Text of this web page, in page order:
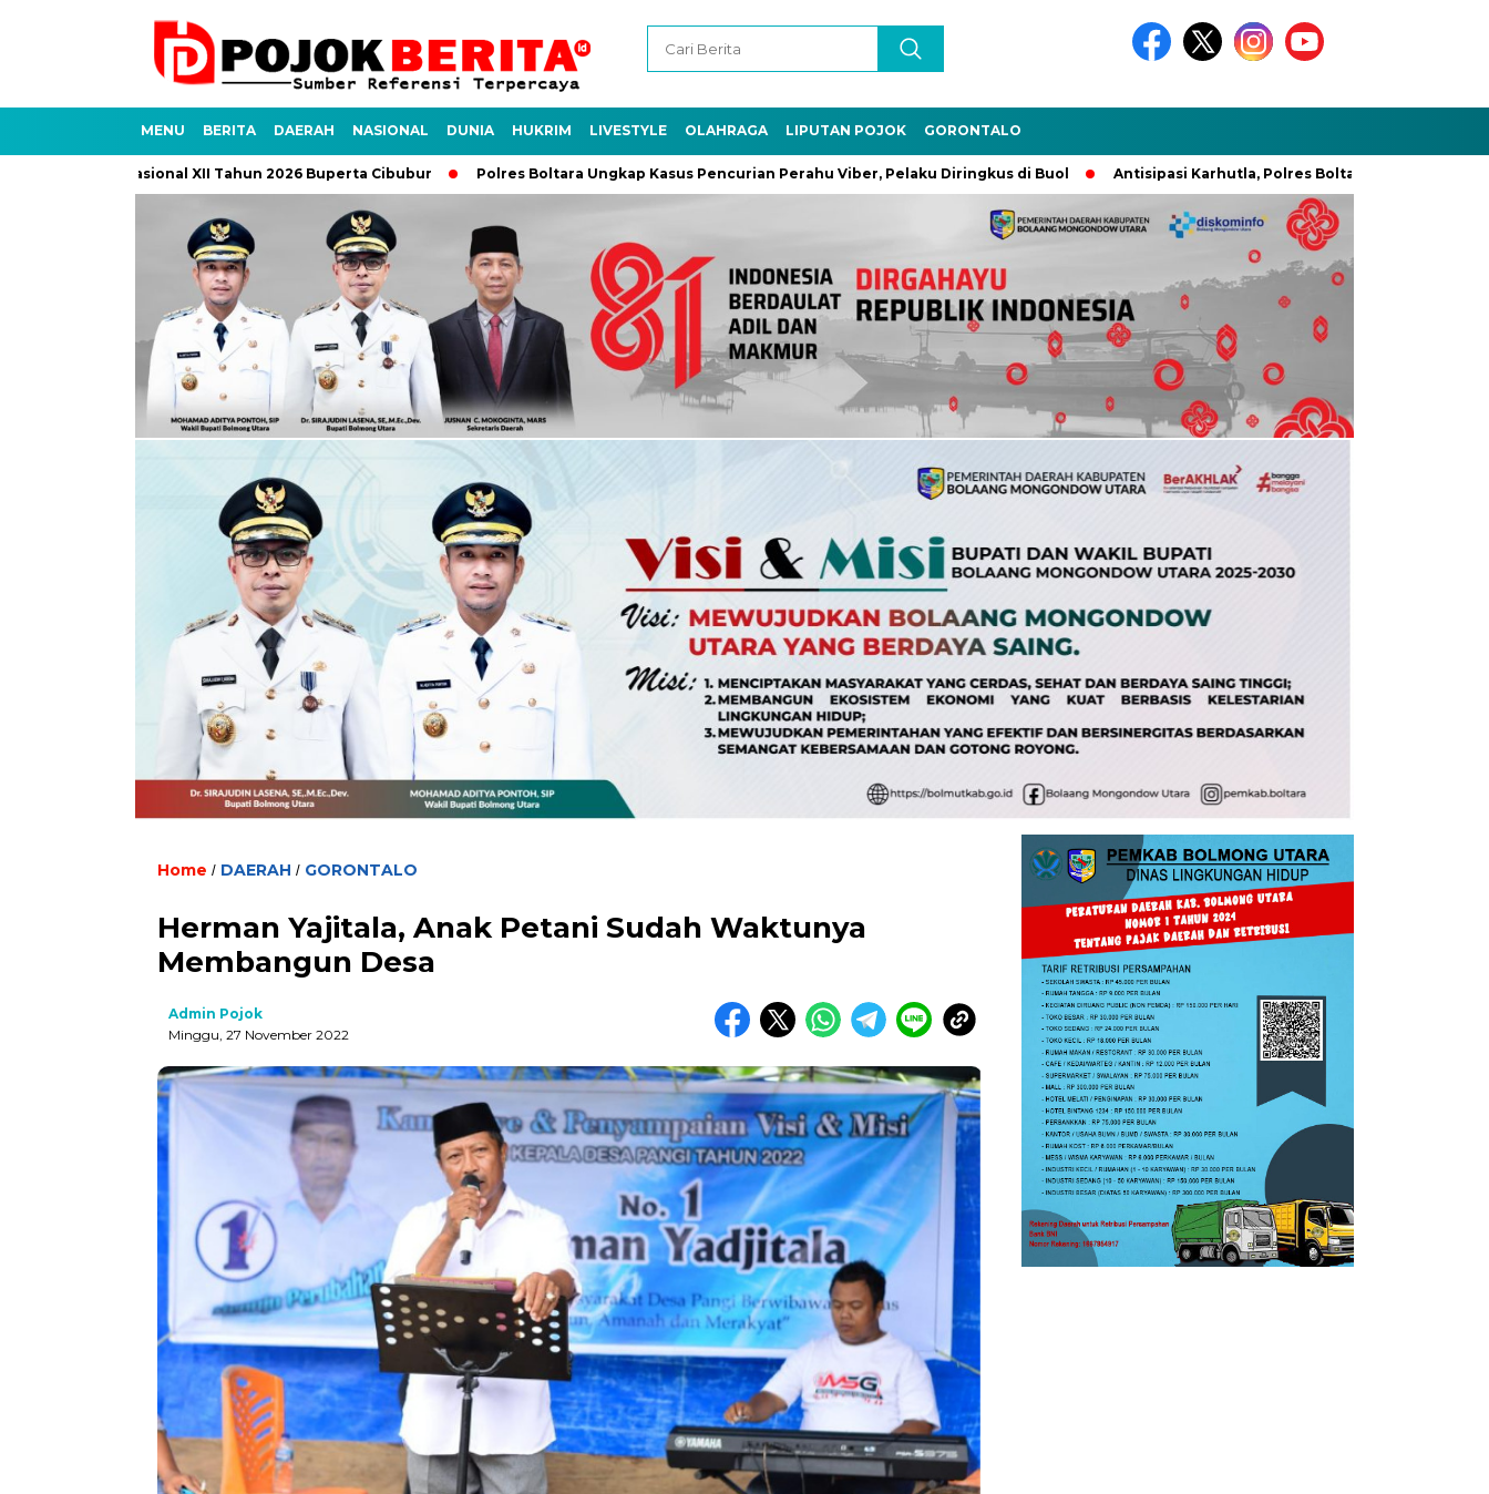
MENU BERITA DAERAH NASIONAL DUNIA HUKRIM LIVESTYLE OLAHRAGA LIPUTAN POJOK GORONTALO
Nasional XII Tahun 2026 Buperta Cibubur Polres Boltara Ungkap Kasus Pencurian Perahu Viber, Pelaku Diringkus di Buol Antisipasi Karhutla, Polres Boltara Gelar Pasukan Tanggap
Home / DAERAH / GORONTALO
Herman Yajitala, Anak Petani Sudah Waktunya
Membangun Desa
Admin Pojok
Minggu, 27 November 2022